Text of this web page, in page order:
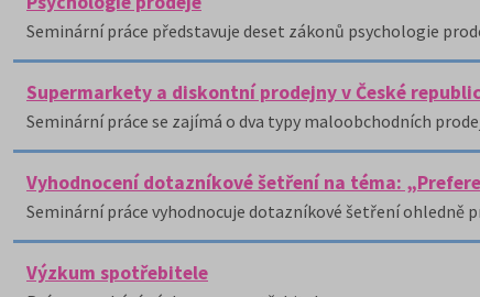
Seminární práce představuje deset zákonů psychologie
Supermarkety a diskontní prodejny v České
Seminární práce se zajímá o dva typy maloobchodních
Vyhodnocení dotazníkové šetření na téma:
Seminární práce vyhodnocuje dotazníkové šetření ohledně
Výzkum spotřebitele